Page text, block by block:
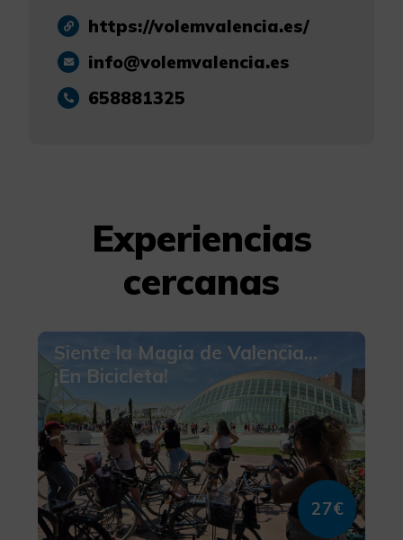
https://volemvalencia.es/
info@volemvalencia.es
658881325
Experiencias
cercanas
Siente la Magia de Valencia...
¡En Bicicleta!
27€